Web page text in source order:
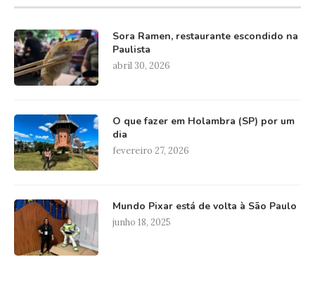
Sora Ramen, restaurante escondido na
Paulista
abril 30, 2026
O que fazer em Holambra (SP) por um
dia
fevereiro 27, 2026
Mundo Pixar está de volta à São Paulo
junho 18, 2025